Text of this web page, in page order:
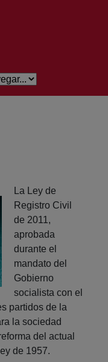
La Ley de
Registro Civil
de 2011,
aprobada
durante el
mandato del
Gobierno
socialista con el
partidos de la
la sociedad
del actual
de 1957.